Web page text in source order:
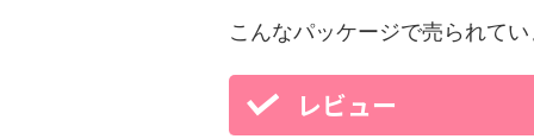
こんなパッケージで売られて
レビュー